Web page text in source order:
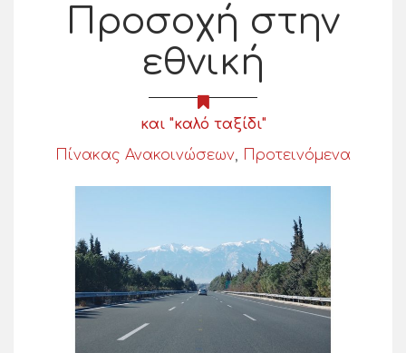
Προσοχή στην
εθνική
και "καλό ταξίδι"
Πίνακας Ανακοινώσεων, Προτεινόμενα